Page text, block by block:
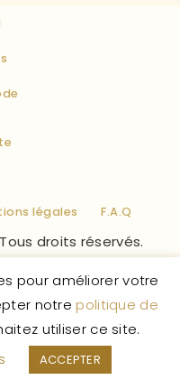
légales F.A.Q
droits réservés.
pour améliorer votre
notre politique de
utiliser ce site.
ACCEPTER